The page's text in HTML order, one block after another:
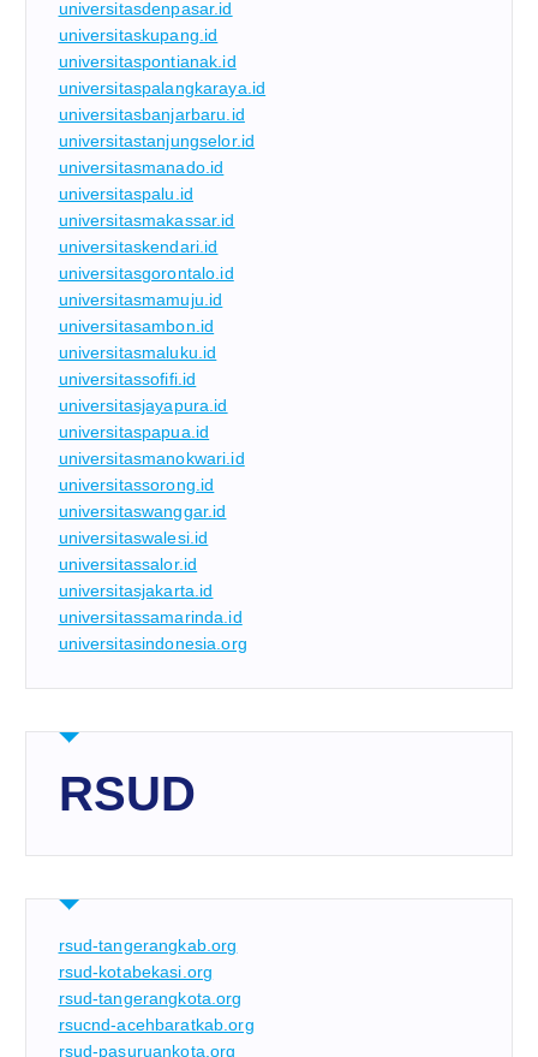
universitasdenpasar.id
universitaskupang.id
universitaspontianak.id
universitaspalangkaraya.id
universitasbanjarbaru.id
universitastanjungselor.id
universitasmanado.id
universitaspalu.id
universitasmakassar.id
universitaskendari.id
universitasgorontalo.id
universitasmamuju.id
universitasambon.id
universitasmaluku.id
universitassofifi.id
universitasjayapura.id
universitaspapua.id
universitasmanokwari.id
universitassorong.id
universitaswanggar.id
universitaswalesi.id
universitassalor.id
universitasjakarta.id
universitassamarinda.id
universitasindonesia.org
RSUD
rsud-tangerangkab.org
rsud-kotabekasi.org
rsud-tangerangkota.org
rsucnd-acehbaratkab.org
rsud-pasuruankota.org